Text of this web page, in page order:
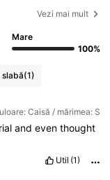
Vezi mai mult
Mare
100%
(1)
Caisă / mărimea: S
andeventhought
Util (1)